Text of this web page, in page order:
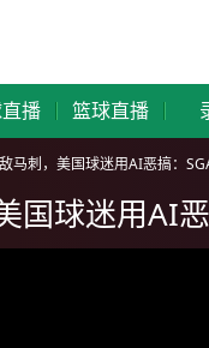
播 篮球直播
马刺，美国球迷用AI恶搞：
国球迷用AI